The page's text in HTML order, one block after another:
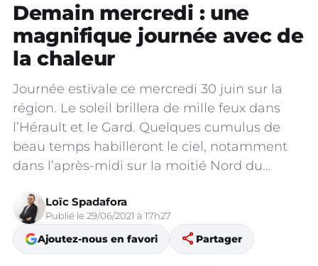
Demain mercredi : une
magnifique journée avec de
la chaleur
Journée estivale ce mercredi 30 juin sur la
région. Le soleil brillera de mille feux dans
l’Hérault et le Gard. Quelques cumulus de
beau temps habilleront le ciel, notamment
dans l’après-midi sur la moitié Nord du…
Loïc Spadafora
Publié le 29/06/2021 à 17h27
Ajoutez-nous en favori share Partager